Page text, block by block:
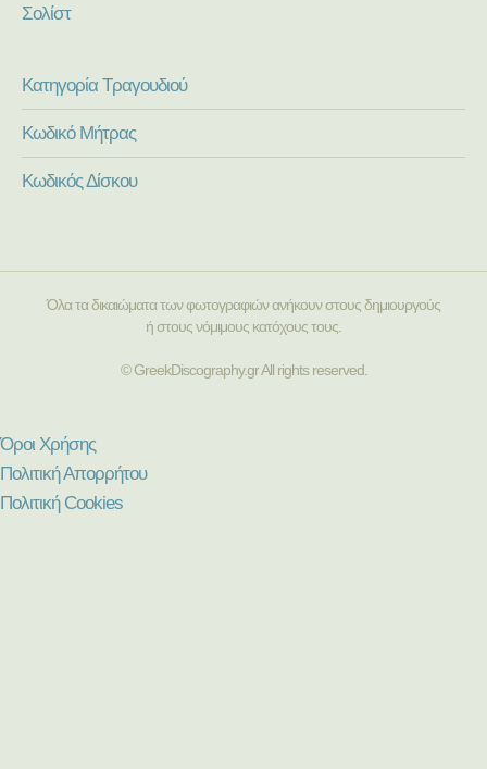
Σολίστ
Κατηγορία Τραγουδιού
Κωδικό Μήτρας
Κωδικός Δίσκου
Όλα τα δικαιώματα των φωτογραφιών ανήκουν στους δημιουργούς
ή στους νόμιμους κατόχους τους.
© GreekDiscography.gr All rights reserved.
Όροι Χρήσης
Πολιτική Απορρήτου
Πολιτική Cookies